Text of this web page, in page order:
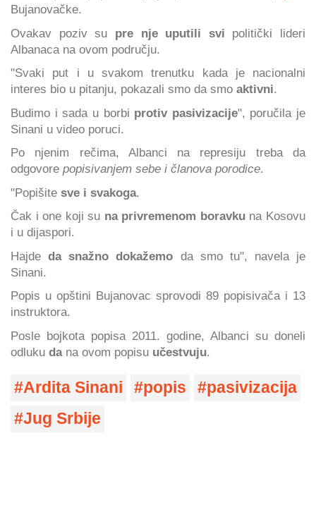
Bujanovačke.
Ovakav poziv su pre nje uputili svi politički lideri
Albanaca na ovom području.
"Svaki put i u svakom trenutku kada je nacionalni
interes bio u pitanju, pokazali smo da smo aktivni.
Budimo i sada u borbi protiv pasivizacije", poručila je
Sinani u video poruci.
Po njenim rečima, Albanci na represiju treba da
odgovore popisivanjem sebe i članova porodice.
"Popišite sve i svakoga.
Čak i one koji su na privremenom boravkuna Kosovu
i u dijaspori.
Hajdeda snažno dokažemo da smo tu", navela je
Sinani.
Popis u opštini Bujanovac sprovodi 89 popisivača i 13
instruktora.
Posle bojkota popisa 2011. godine, Albanci su doneli
odluku dana ovom popisu učestvuju.
Ardita Sinani popis
pasivizacija
Jug Srbije